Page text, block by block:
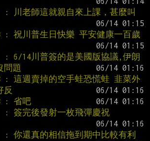
: 川老師這就親自來上課，甚麼叫
: 祝川普生日快樂 平安健康一百歲
: 6/14川普簽的是美國版協議,伊朗
問題
: 這週賣掉的空手蛙恐慌蛙 韭菜外
反
: 省吧
: 簽完後發射一枚飛彈慶祝
: 你還真的相信拖到期中比較有利